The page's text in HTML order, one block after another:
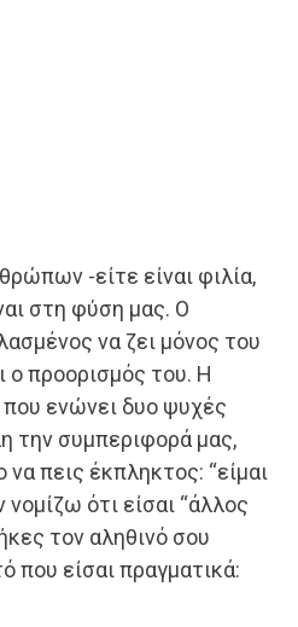
-είτε είναι φιλία,
στη φύση μας. Ο
να ζει μόνος του
ο προορισμός του. Η
ενώνει δυο ψυχές
την συμπεριφορά μας,
πεις έκπληκτος: “είμαι
ότι είσαι “άλλος
τον αληθινό σου
που είσαι πραγματικά: